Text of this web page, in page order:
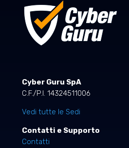
Cyber Guru SpA
C.F./P.I. 14324511006
Vedi tutte le Sedi
Contatti e Supporto
Contatti